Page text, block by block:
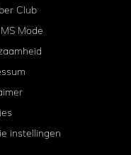
Club
Mode
instellingen